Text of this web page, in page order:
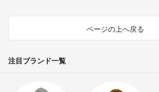
ページの上へ戻る
注目ブランド一覧